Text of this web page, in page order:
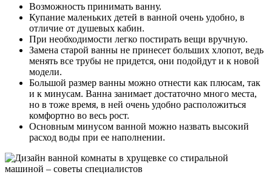
Возможность принимать ванну.
Купание маленьких детей в ванной очень удобно, в
отличие от душевых кабин.
При необходимости легко постирать вещи вручную.
Замена старой ванны не принесет больших хлопот, ведь
менять все трубы не придется, они подойдут и к новой
модели.
Большой размер ванны можно отнести как плюсам, так
и к минусам. Ванна занимает достаточно много места,
но в тоже время, в ней очень удобно расположиться
комфортно во весь рост.
Основным минусом ванной можно назвать высокий
расход воды при ее наполнении.